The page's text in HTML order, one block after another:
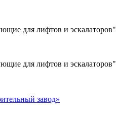
для лифтов и эскалаторов"
для лифтов и эскалаторов"
завод»